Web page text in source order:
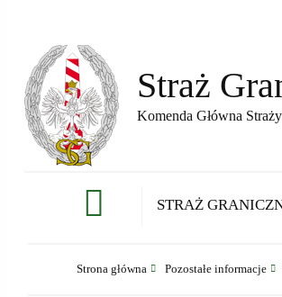
Straż
Komenda Główna
STRAŻ
Strona główna Pozostałe informacje